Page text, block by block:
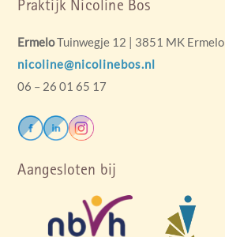
Praktijk Nicoline Bos
ErmeloTuinwegje 12 | 3851 MK Ermelo
nicoline@nicolinebos.nl
06 – 26 01 65 17
Aangesloten bij